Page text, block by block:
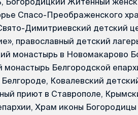
Спасо-Преображенского
Димитриевский детский
православный детский
монастырь в Новомакарово
Белгородской
Ковалевский
приют в Ставрополе,
Храм иконы